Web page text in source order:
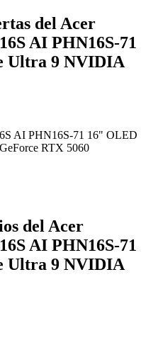
del Acer
AI PHN16S-71
Ultra 9 NVIDIA
AI PHN16S-71 16" OLED
RTX 5060
del Acer
AI PHN16S-71
Ultra 9 NVIDIA